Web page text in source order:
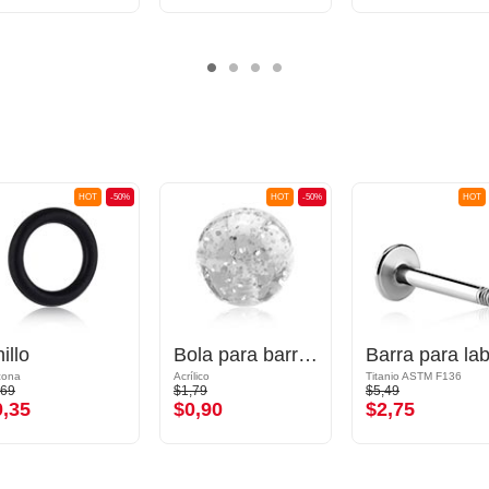
-50%
HOT -50%
HOT
Bola para barras con rosca (acrílico, varios colores) con purpurina
Acrílico
$1,79
$0,90
HOT
Titanio ASTM F136
$5,49
$2,75